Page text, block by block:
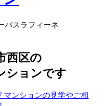
西区の
ションです